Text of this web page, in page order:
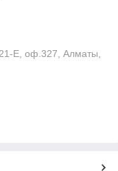
Е, оф.327, Алматы,